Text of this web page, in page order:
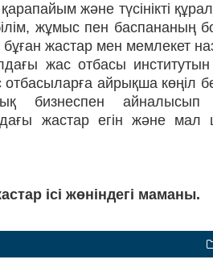
және түсінікті
жұмыс пен баспананың
жастар мен мемлекет
жас отбасы
айрықша көңіл
бизнеспен айналысып
жастар егін және
ісі жөніндегі маманы.